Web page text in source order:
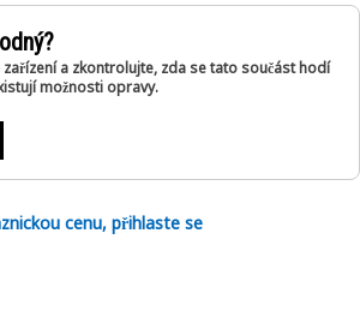
zařízení a zkontrolujte, zda se tato součást hodí
možnosti opravy.
cenu, přihlaste se